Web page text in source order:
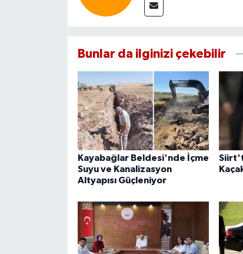
Bunlar da ilginizi çekebilir
Kayabağlar Beldesi'nde İçme
Suyu ve Kanalizasyon
Altyapısı Güçleniyor